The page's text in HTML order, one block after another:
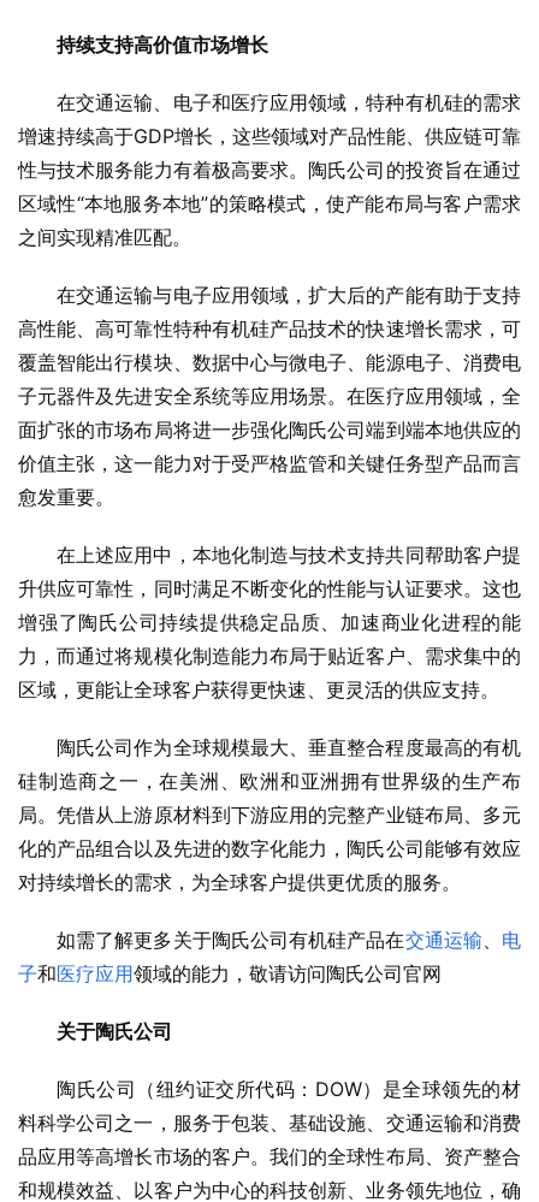
持续支持高价值市场增长
在交通运输、电子和医疗应用领域，特种有机硅的需求
增速持续高于GDP增长，这些领域对产品性能、供应链可靠
性与技术服务能力有着极高要求。陶氏公司的投资旨在通过
区域性“本地服务本地”的策略模式，使产能布局与客户需求
之间实现精准匹配。
在交通运输与电子应用领域，扩大后的产能有助于支持
高性能、高可靠性特种有机硅产品技术的快速增长需求，可
覆盖智能出行模块、数据中心与微电子、能源电子、消费电
子元器件及先进安全系统等应用场景。在医疗应用领域，全
面扩张的市场布局将进一步强化陶氏公司端到端本地供应的
价值主张，这一能力对于受严格监管和关键任务型产品而言
愈发重要。
在上述应用中，本地化制造与技术支持共同帮助客户提
升供应可靠性，同时满足不断变化的性能与认证要求。这也
增强了陶氏公司持续提供稳定品质、加速商业化进程的能
力，而通过将规模化制造能力布局于贴近客户、需求集中的
区域，更能让全球客户获得更快速、更灵活的供应支持。
陶氏公司作为全球规模最大、垂直整合程度最高的有机
硅制造商之一，在美洲、欧洲和亚洲拥有世界级的生产布
局。凭借从上游原材料到下游应用的完整产业链布局、多元
化的产品组合以及先进的数字化能力，陶氏公司能够有效应
对持续增长的需求，为全球客户提供更优质的服务。
如需了解更多关于陶氏公司有机硅产品在交通运输、 电
子和医疗应用领域的能力，敬请访问陶氏公司官网
关于陶氏公司
陶氏公司（纽约证交所代码：DOW）是全球领先的材
料科学公司之一，服务于包装、基础设施、交通运输和消费
品应用等高增长市场的客户。我们的全球性布局、资产整合
和规模效益、以客户为中心的科技创新、业务领先地位，确